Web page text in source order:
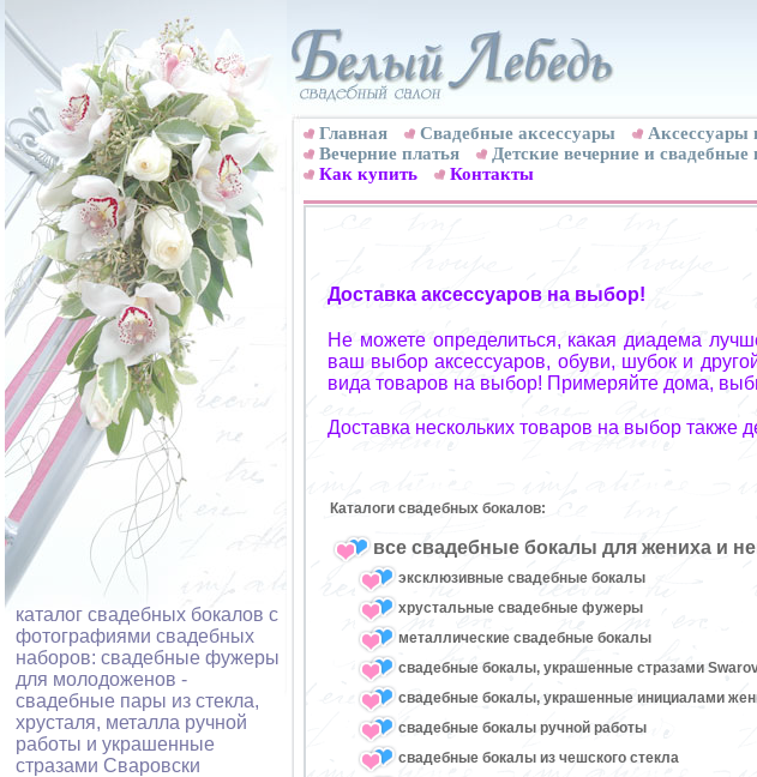
каталог свадебных бокалов с
фотографиями свадебных
наборов: свадебные фужеры
для молодоженов -
свадебные пары из стекла,
хрусталя, металла ручной
работы и украшенные
стразами Сваровски
Главная Свадебные аксессуары Аксессуары
Вечерние платья
Детские вечерние и свадебные
Как купить
Контакты
Доставка аксессуаров на выбор!
Не можете определиться, какая диадема
ваш выбор аксессуаров, обуви, шубок и
вида товаров на выбор! Примеряйте дома,
Доставка нескольких товаров на выбор также
Каталоги свадебных бокалов:
все свадебные бокалы для жениха и
эксклюзивные свадебные бокалы
хрустальные свадебные фужеры
металлические свадебные бокалы
свадебные бокалы, украшенные стразами
свадебные бокалы, украшенные инициалами
свадебные бокалы ручной работы
свадебные бокалы из чешского стекла